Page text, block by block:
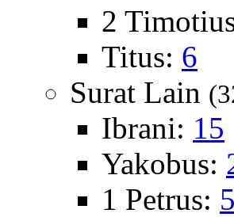
2
Titus: 6
Surat Lain
Ibrani: 15
Yakobus:
1 Petrus: 5